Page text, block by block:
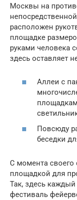
Москвы на
расположен
площадке
руками человека
здесь оставляет
Аллеи с
Повсюду
беседки
С момента своего
площадкой для
Так, здесь
фестиваль